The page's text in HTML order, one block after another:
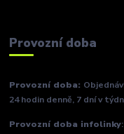
Provozní doba
Provozní doba:
24 hodin denně, 7 dní v
Provozní doba infolinky: